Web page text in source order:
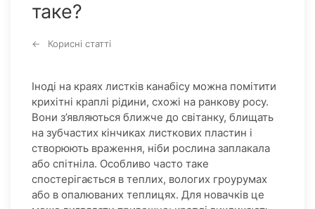
таке?
Корисні статті
Іноді на краях листків канабісу можна помітити
крихітні краплі рідини, схожі на ранкову росу.
Вони з’являються ближче до світанку, блищать
на зубчастих кінчиках листкових пластин і
створюють враження, ніби рослина заплакала
або спітніла. Особливо часто таке
спостерігається в теплих, вологих гроурумах
або в опалюваних теплицях. Для новачків це